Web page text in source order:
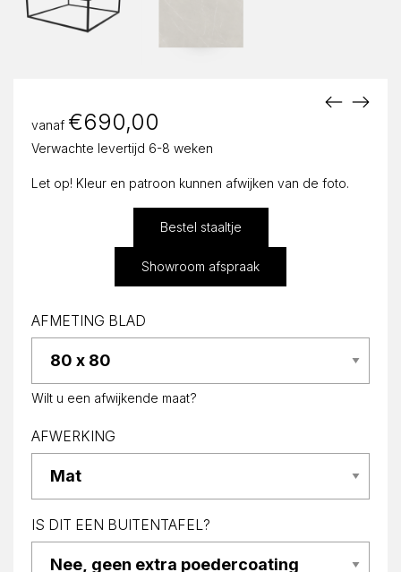
vanaf €690,00
Verwachte levertijd 6-8 weken
Let op! Kleur en patroon kunnen afwijken van de foto.
Bestel staaltje
Showroom afspraak
AFMETING BLAD
Wilt u een afwijkende maat?
AFWERKING
IS DIT EEN BUITENTAFEL?